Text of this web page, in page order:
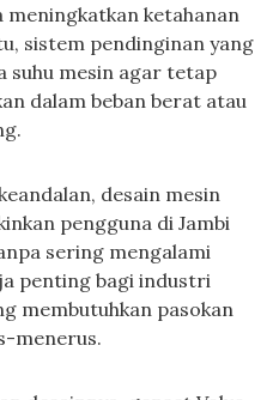
ketahanan
sistem pendinginan yang
suhu mesin agar tetap
dalam beban berat atau
desain mesin
pengguna di Jambi
sering mengalami
penting bagi industri
membutuhkan pasokan
menerus.